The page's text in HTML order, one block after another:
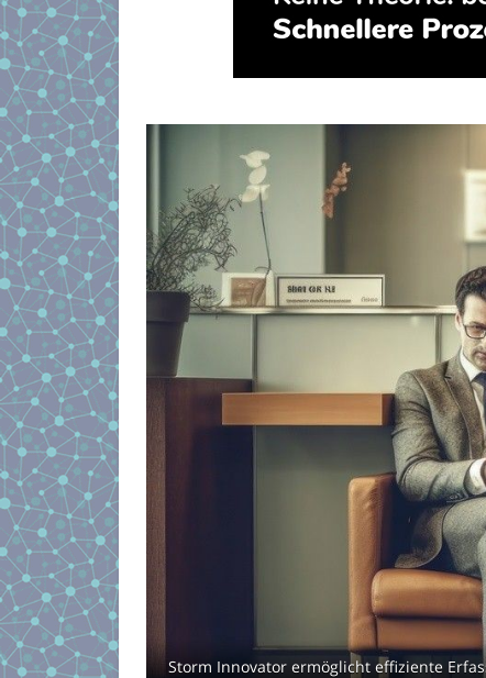
Storm Innovator ermöglicht effiziente